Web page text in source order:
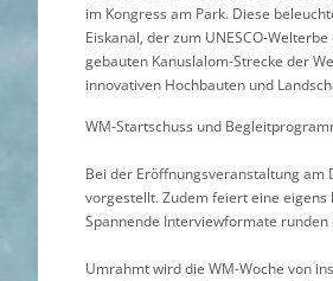
im Kongress am Park. Diese
Eiskanal, der zum UNESCO-
gebauten Kanuslalom-Strecke der
innovativen Hochbauten und
WM-Startschuss und
Bei der Eröffnungsveranstaltung am
vorgestellt. Zudem feiert eine
Spannende Interviewformate
Umrahmt wird die WM-Woche von